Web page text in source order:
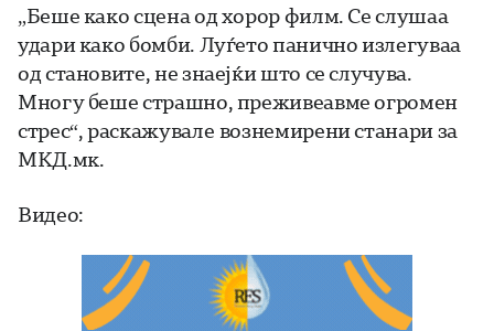
„Беше како сцена од хорор филм. Се слушаа
удари како бомби. Луѓето панично излегуваа
од становите, не знаејќи што се случува.
Многу беше страшно, преживеавме огромен
стрес“, раскажувале вознемирени станари за
МКД.мк.
Видео: